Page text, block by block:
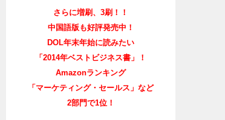
さらに増刷、3刷！！
中国語版も好評発売中！
DOL年末年始に読みたい
「2014年ベストビジネス書」！
Amazonランキング
「マーケティング・セールス」など
2部門で1位！